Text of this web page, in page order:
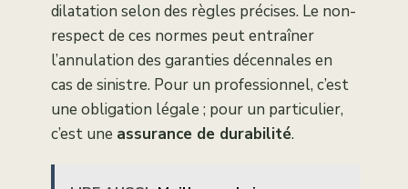
dilatation selon des règles précises. Le non-
respect de ces normes peut entraîner
l’annulation des garanties décennales en
cas de sinistre. Pour un professionnel, c’est
une obligation légale ; pour un particulier,
c’est une assurance de durabilité.